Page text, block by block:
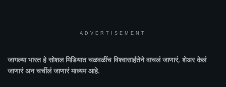
ADVERTISEMENT
जागल्या भारतहे सोशल मिडियात चळवळींच विश्वासार्हतेने वाचलं जाणारं, शेअर केलं
जाणारं अन चर्चीलं जाणारं माध्यम आहे.